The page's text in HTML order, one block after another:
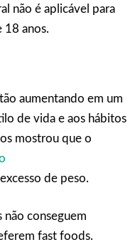
não é aplicável para
18 anos.
aumentando em um
de vida e aos hábitos
mostrou que o
de peso.
não conseguem
fast foods.